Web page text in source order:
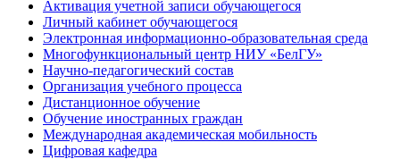
Активация учетной записи обучающегося
Личный кабинет обучающегося
Электронная информационно-образовательная среда
Многофункциональный центр НИУ «БелГУ»
Научно-педагогический состав
Организация учебного процесса
Дистанционное обучение
Обучение иностранных граждан
Международная академическая мобильность
Цифровая кафедра